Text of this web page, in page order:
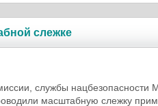
слежке
службы нацбезопасности
масштабную слежку